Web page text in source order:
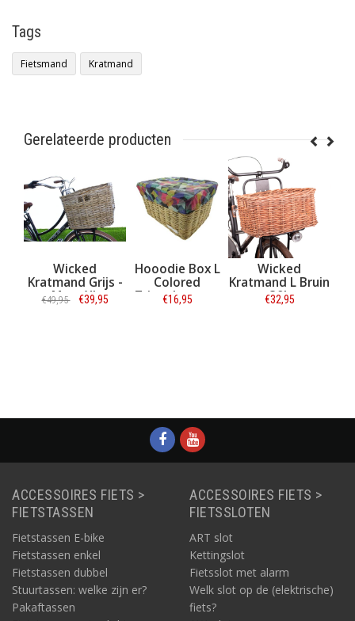
Tags
Fietsmand Kratmand
Gerelateerde producten
-
Hooodie Box L
Colored
Triangles voor
fietsmand of
€16,95
Wicked
Kratmand L Bruin
30L
€32,95
Hooodie Box L
Oranje voor
fietsmand of
fietskrat
€16,95
ACCESSOIRES FIETS >
FIETSTASSEN
Fietstassen E-bike
Fietstassen enkel
Fietstassen dubbel
Stuurtassen: welke zijn er?
Pakaftassen
ACCESSOIRES FIETS >
FIETSSLOTEN
ART slot
Kettingslot
Fietsslot met alarm
Welk slot op de (elektrische)
fiets?